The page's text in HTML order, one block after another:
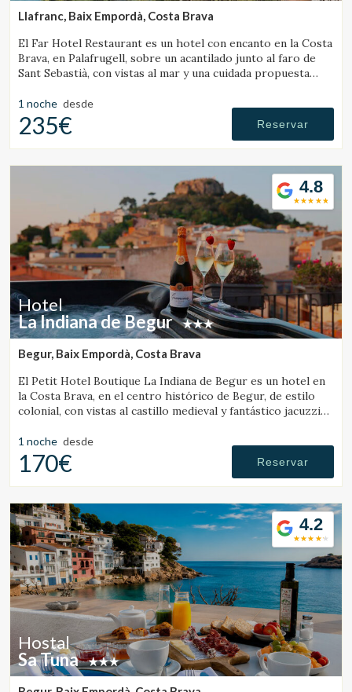
Llafranc, Baix Empordà, Costa Brava
El Far Hotel Restaurant es un hotel con encanto en la Costa
Brava, en Palafrugell, sobre un acantilado junto al faro de
Sant Sebastià, con vistas al mar y una cuidada propuesta
1 noche desde
235€ Reservar
4.8
Hotel
La Indiana de Begur
Begur, Baix Empordà, Costa Brava
El Petit Hotel Boutique La Indiana de Begur es un hotel en
la Costa Brava, en el centro histórico de Begur, de estilo
colonial, con vistas al castillo medieval y fantástico jacuzzi
1 noche desde
170€ Reservar
4.2
Hostal
Sa Tuna